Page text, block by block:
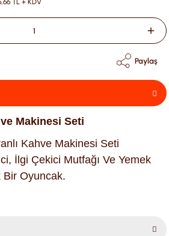
TL + KDV
Paylaş
Makinesi Seti
Kahve Makinesi Seti
İlgi Çekici Mutfağı Ve Yemek
Bir Oyuncak.